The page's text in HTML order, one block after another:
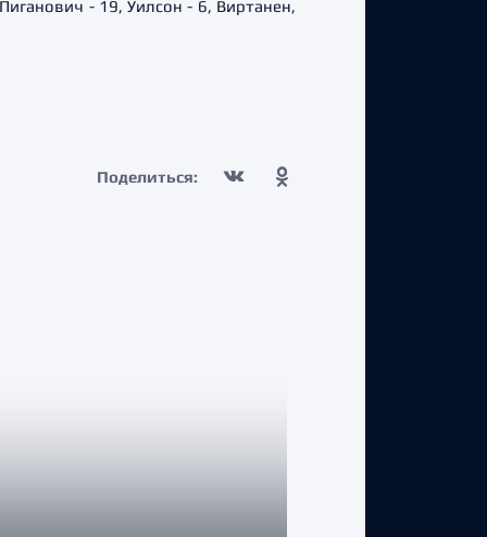
- 19, Уилсон - 6, Виртанен,
Поделиться: